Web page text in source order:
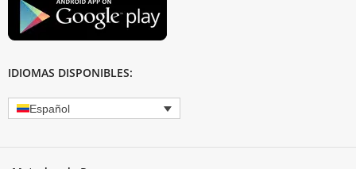
IDIOMAS DISPONIBLES:
Español